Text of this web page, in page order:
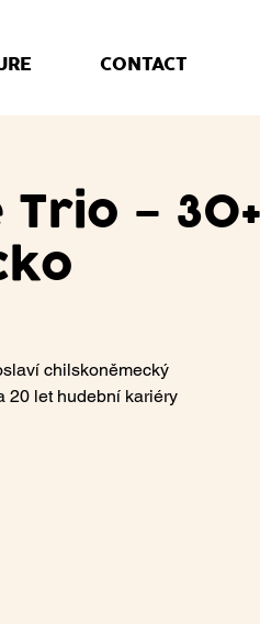
CONTACT
–
chilskoněmecký
20 let hudební kariéry